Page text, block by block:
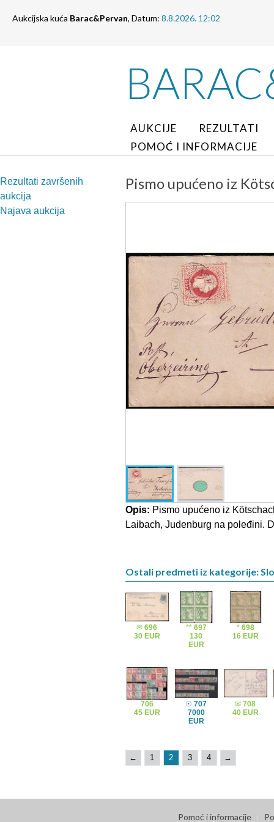
Aukcijska kuća Barac&Pervan, Datum: 8.8.2026. 12:02
AUKCIJE
REZULTATI
POMOĆ I INFORMACIJE
Rezultati završenih
aukcija
Najava aukcija
Pismo upućeno iz
Opis: Pismo upućeno iz
Laibach, Judenburg na poleđini.
Ostali predmeti iz kategorije:
✉696
30 EUR
** 697
130
EUR
* 698
16 EUR
706
45 EUR
☉707
7000
EUR
✉708
40 EUR
← 1 2 3 4 →
Pomoć i informacije